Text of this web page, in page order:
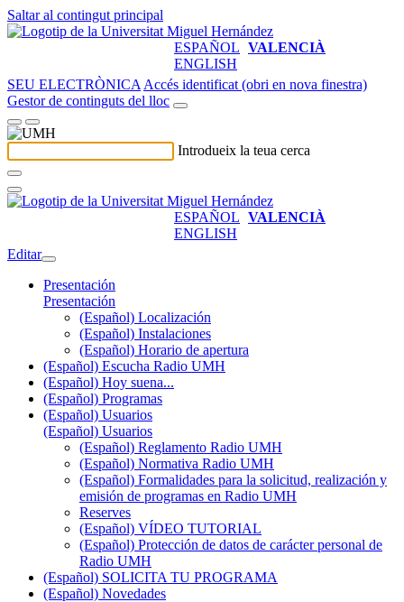
Saltar al contingut principal
ESPAÑOL VALENCIÀ
ENGLISH
SEU ELECTRÒNICA Accés identificat (obri en nova finestra)
Gestor de continguts del lloc
Introdueix la teua cerca
ESPAÑOL VALENCIÀ
ENGLISH
Editar
Presentación
Presentación
(Español) Localización
(Español) Instalaciones
(Español) Horario de apertura
(Español) Escucha Radio UMH
(Español) Hoy suena...
(Español) Programas
(Español) Usuarios
(Español) Usuarios
(Español) Reglamento Radio UMH
(Español) Normativa Radio UMH
(Español) Formalidades para la solicitud, realización y
emisión de programas en Radio UMH
Reserves
(Español) VÍDEO TUTORIAL
(Español) Protección de datos de carácter personal de
Radio UMH
(Español) SOLICITA TU PROGRAMA
(Español) Novedades